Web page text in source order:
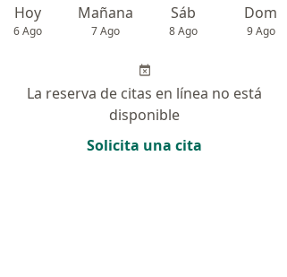
Hoy
6 Ago
Mañana
7 Ago
Sáb
8 Ago
Dom
9 Ago
La reserva de citas en línea no está
disponible
Solicita una cita